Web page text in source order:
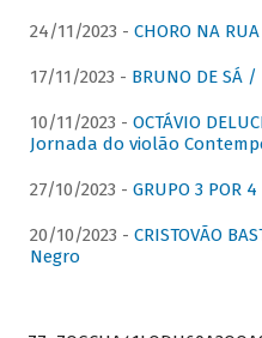
24/11/2023 - CHORO NA
17/11/2023 - BRUNO DE SÁ
10/11/2023 - OCTÁVIO
Jornada do violão
27/10/2023 - GRUPO 3 POR 4
20/10/2023 - CRISTOVÃO
Negro